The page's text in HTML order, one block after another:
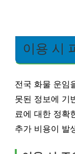
이용 시
전국 화물 운임
못된 정보에 기
료에 대한 정확
추가 비용이 발